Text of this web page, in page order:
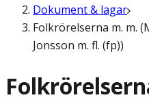
Dokument & lagar
Folkrörelserna m. m.
Jonsson m. fl. (fp))